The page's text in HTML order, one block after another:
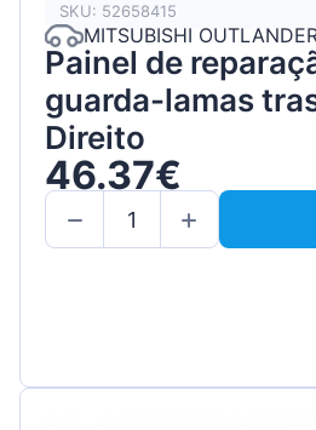
SKU: 52658415
MITSUBISHI
Painel de
guarda-lamas
Direito
46.37€